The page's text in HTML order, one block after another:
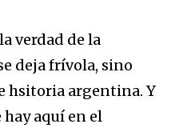
verdad de la
deja frívola, sino
hsitoria argentina. Y
aquí en el